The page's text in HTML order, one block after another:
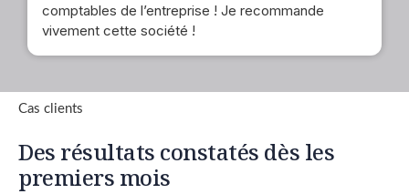
comptables de l’entreprise ! Je recommande
vivement cette société !
Cas clients
Des résultats constatés dès les
premiers mois